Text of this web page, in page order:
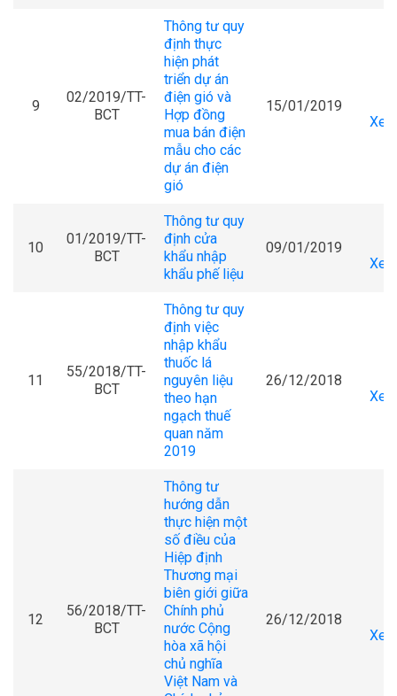
9
02/2019/TT-
BCT
Thông tư quy
định thực
hiện phát
triển dự án
điện gió và
Hợp đồng
mua bán điện
mẫu cho các
dự án điện
gió
15/01/2019
10
01/2019/TT-
BCT
Thông tư quy
định cửa
khẩu nhập
khẩu phế liệu
09/01/2019
11
55/2018/TT-
BCT
Thông tư quy
định việc
nhập khẩu
thuốc lá
nguyên liệu
theo hạn
ngạch thuế
quan năm
2019
26/12/2018
12
56/2018/TT-
BCT
Thông tư
hướng dẫn
thực hiện một
số điều của
Hiệp định
Thương mại
biên giới giữa
Chính phủ
nước Cộng
hòa xã hội
chủ nghĩa
Việt Nam và
26/12/2018